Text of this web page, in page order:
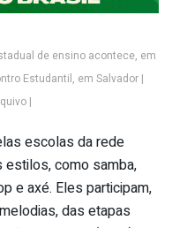
de ensino acontece, em
Estudantil, em Salvador |
|
escolas da rede
como samba,
e axé. Eles participam,
das etapas